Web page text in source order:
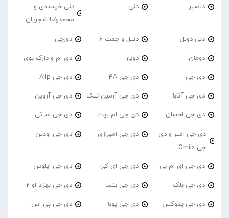
دلصیر دنی
دنی خرسندی و
محمدرضا شجریان
دنی دوئل دنیل و جفت 6 دورچی
دومان دویار دی ام و دارک بوی
دی جی دی جی 4A دی جی Alip
دی جی آتابا دی جی آرمین تیک دی جی آروین
دی جی احسان دی جی ام بیت دی جی ام تی
دی جی امیر و دی
جی Omiix
دی جی امیرازی دی جی اودین
دی جی ای ام بی دی جی ای کی دی جی ایلوس
دی جی بلک دی جی بنسا دی جی بهزاد او 2
دی جی پدوکس دی جی پوبا دی جی پی اس